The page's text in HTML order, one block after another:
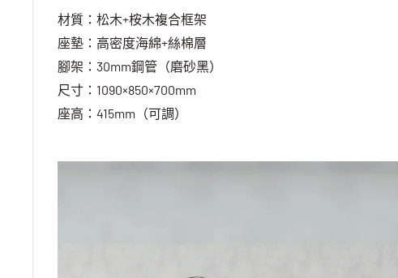
材質：松木+桉木複合框架
座墊：高密度海綿+絲棉層
腳架：30mm鋼管（磨砂黑）
尺寸：1090×850×700mm
座高：415mm（可調）